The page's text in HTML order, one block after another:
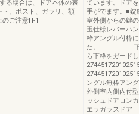
る場合は、ドア本体の表
、ポスト、ガラリ、額
ご注意H-1
ています。ドア
手がでます。■錠
室外側からの鍵
玉仕様レバーハ
枠アングル付枠
た。 下枠ス
ら下枠をガード
ングル無枠アン
外側室内側内付
ッシュドアロン
エラガラスドア